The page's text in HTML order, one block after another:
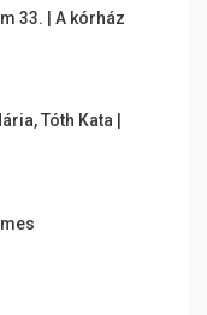
33. | A kórház
Tóth Kata |